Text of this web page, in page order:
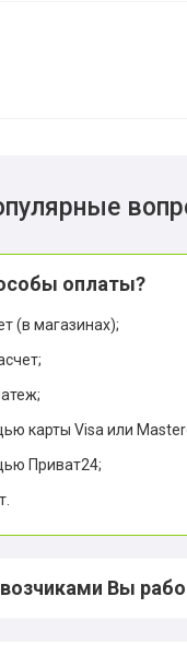
оплаты?
(в магазинах);
карты Visa или
Приват24;
Вы